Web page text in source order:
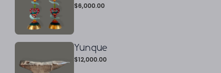
$6,000.00
Yunque
$12,000.00